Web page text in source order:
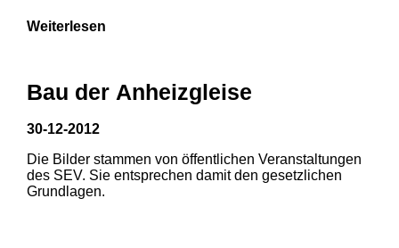
1 2 3
Weiterlesen
Bau der Anheizgleise
30-12-2012
Die Bilder stammen von öffentlichen Veranstaltungen
des SEV. Sie entsprechen damit den gesetzlichen
Grundlagen.